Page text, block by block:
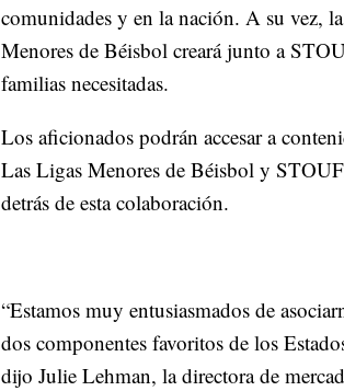
comunidades y en la nación. A su
Menores de Béisbol creará junto a
familias necesitadas.
Los aficionados podrán accesar a
Las Ligas Menores de Béisbol y
detrás de esta colaboración.
“Estamos muy entusiasmados de
dos componentes favoritos de los
dijo Julie Lehman, la directora de